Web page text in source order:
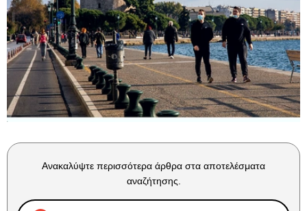
Ανακαλύψτε περισσότερα άρθρα στα αποτελέσματα
αναζήτησης.